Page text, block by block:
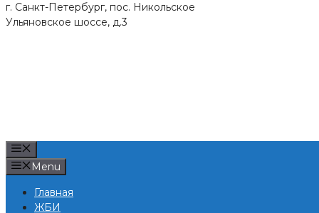
г. Санкт-Петербург, пос. Никольское
Ульяновское шоссе, д.3
Menu
Главная
ЖБИ